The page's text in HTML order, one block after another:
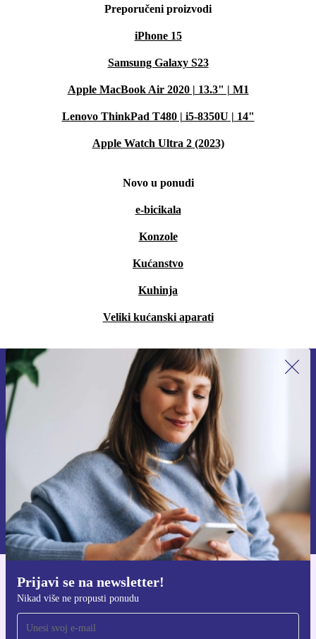
Preporučeni proizvodi
iPhone 15
Samsung Galaxy S23
Apple MacBook Air 2020 | 13.3" | M1
Lenovo ThinkPad T480 | i5-8350U | 14"
Apple Watch Ultra 2 (2023)
Novo u ponudi
e-bicikala
Konzole
Kućanstvo
Kuhinja
Veliki kućanski aparati
Prijavi se na newsletter!
Nikad više ne propusti ponudu
Prijavi se na newsletter!
Nikad više ne propusti ponudu.
Zatraži kupon
Informacije o korištenju osobnih podataka možeš pronaći u našim
Pravilima privatnosti.
Preuzmi refurbed aplikaciju
Za iOS i Android